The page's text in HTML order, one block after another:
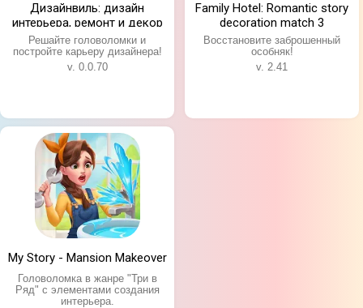
Дизайнвиль: дизайн
интерьера, ремонт и декор
домов
Решайте головоломки и
постройте карьеру дизайнера!
v. 0.0.70
Family Hotel: Romantic story
decoration match 3
Восстановите заброшенный
особняк!
v. 2.41
My Story - Mansion Makeover
Головоломка в жанре "Три в
Ряд" с элементами создания
интерьера.